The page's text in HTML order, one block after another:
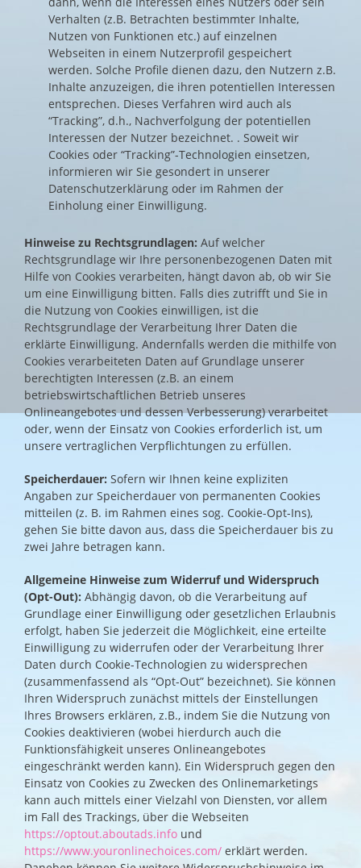
Verhalten (z.B. Betrachten bestimmter Inhalte,
Nutzen von Funktionen etc.) auf einzelnen
Webseiten in einem Nutzerprofil gespeichert
werden. Solche Profile dienen dazu, den Nutzern z.B.
Inhalte anzuzeigen, die ihren potentiellen Interessen
entsprechen. Dieses Verfahren wird auch als
“Tracking”, d.h., Nachverfolgung der potentiellen
Interessen der Nutzer bezeichnet. . Soweit wir
Cookies oder “Tracking”-Technologien einsetzen,
informieren wir Sie gesondert in unserer
Datenschutzerklärung oder im Rahmen der
Einholung einer Einwilligung.
Hinweise zu Rechtsgrundlagen: Auf welcher
Rechtsgrundlage wir Ihre personenbezogenen Daten mit
Hilfe von Cookies verarbeiten, hängt davon ab, ob wir Sie
um eine Einwilligung bitten. Falls dies zutrifft und Sie in
die Nutzung von Cookies einwilligen, ist die
Rechtsgrundlage der Verarbeitung Ihrer Daten die
erklärte Einwilligung. Andernfalls werden die mithilfe von
Cookies verarbeiteten Daten auf Grundlage unserer
berechtigten Interessen (z.B. an einem
betriebswirtschaftlichen Betrieb unseres
Onlineangebotes und dessen Verbesserung) verarbeitet
oder, wenn der Einsatz von Cookies erforderlich ist, um
unsere vertraglichen Verpflichtungen zu erfüllen.
Speicherdauer: Sofern wir Ihnen keine expliziten
Angaben zur Speicherdauer von permanenten Cookies
mitteilen (z. B. im Rahmen eines sog. Cookie-Opt-Ins),
gehen Sie bitte davon aus, dass die Speicherdauer bis zu
zwei Jahre betragen kann.
Allgemeine Hinweise zum Widerruf und Widerspruch
(Opt-Out): Abhängig davon, ob die Verarbeitung auf
Grundlage einer Einwilligung oder gesetzlichen Erlaubnis
erfolgt, haben Sie jederzeit die Möglichkeit, eine erteilte
Einwilligung zu widerrufen oder der Verarbeitung Ihrer
Daten durch Cookie-Technologien zu widersprechen
(zusammenfassend als “Opt-Out” bezeichnet). Sie können
Ihren Widerspruch zunächst mittels der Einstellungen
Ihres Browsers erklären, z.B., indem Sie die Nutzung von
Cookies deaktivieren (wobei hierdurch auch die
Funktionsfähigkeit unseres Onlineangebotes
eingeschränkt werden kann). Ein Widerspruch gegen den
Einsatz von Cookies zu Zwecken des Onlinemarketings
kann auch mittels einer Vielzahl von Diensten, vor allem
im Fall des Trackings, über die Webseiten
https://optout.aboutads.info und
https://www.youronlinechoices.com/ erklärt werden.